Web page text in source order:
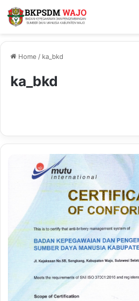
Home / ka_bkd
ka_bkd